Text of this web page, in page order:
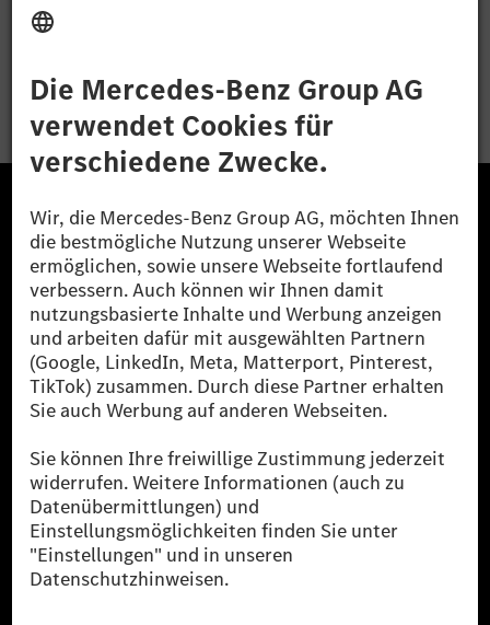
Bewerben
Die Mercedes-Benz Group.
Die Mercedes-Benz Group AG (ehemals Daimler AG)
ist eines der erfolgreichsten Automobilunternehmen
der Welt. Mit der Mercedes-Benz AG gehören wir zu
den größten Anbietern von Premium- und Luxus-Pkw
und Vans. Die Mercedes-Benz Mobility AG bietet
Finanzierung, Leasing, Fahrzeugabos und –miete,
Flottenmanagement, digitale Services rund um Laden
und Bezahlen, die Vermittlung von Versicherungen
sowie innovative Mobilitätsdienstleistungen an.
Mehr erfahren